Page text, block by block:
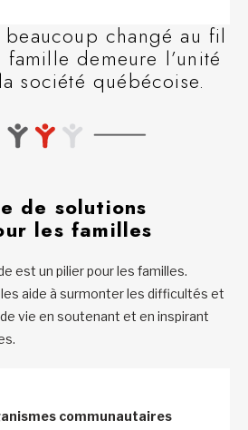
changé au fil
demeure l’unité
société québécoise.
de solutions
les familles
est un pilier pour les familles.
aide à surmonter les difficultés et
vie en soutenant et en inspirant
communautaires